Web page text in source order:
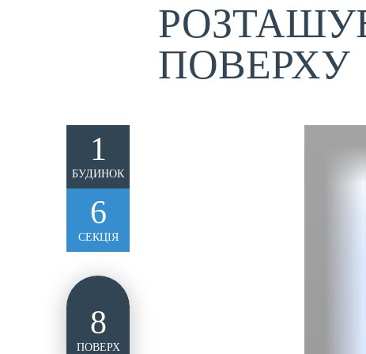
ПОВЕРХУ
1
БУДИНОК
6
СЕКЦІЯ
8
ПОВЕРХ